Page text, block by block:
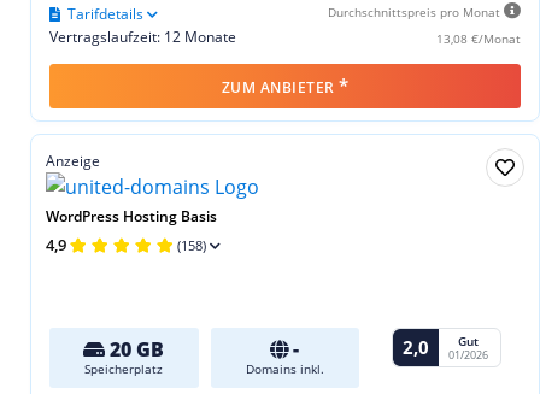
Durchschnittspreis pro Monat
13,08 €/Monat
Vertragslaufzeit: 12 Monate
Tarifdetails
ZUM ANBIETER *
Anzeige
WordPress Hosting Basis
4,9 (158)
20 GB
Speicherplatz
-
Domains inkl.
2,0 Gut
01/2026